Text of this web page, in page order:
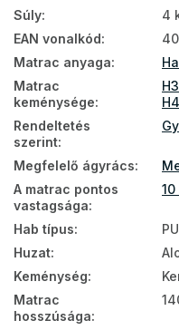
Matracok
Nem
Súly:
4
EAN vonalkód:
Matrac anyaga:
Matrac
keménysége:
Rendeltetés
szerint:
Megfelelő ágyrács:
A matrac pontos
vastagsága:
10
Hab típus:
Huzat:
Keménység:
Matrac
hosszúsága: